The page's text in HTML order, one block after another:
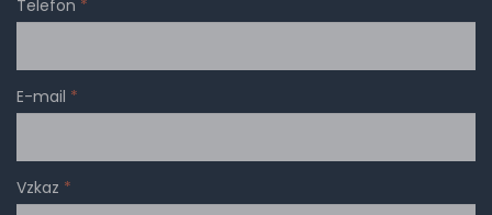
Telefon *
E-mail *
Vzkaz *